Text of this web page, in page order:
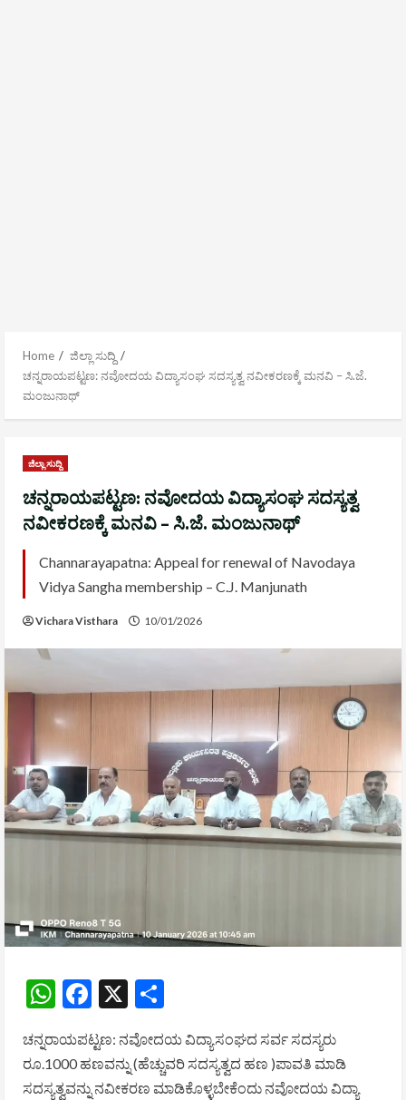
Home
ಜಿಲ್ಲಾ ಸುದ್ದಿ
ಚನ್ನರಾಯಪಟ್ಟಣ: ನವೋದಯ ವಿದ್ಯಾಸಂಘ ಸದಸ್ಯತ್ವ ನವೀಕರಣಕ್ಕೆ ಮನವಿ – ಸಿ.ಜೆ.
ಮಂಜುನಾಥ್
ಜಿಲ್ಲಾ ಸುದ್ದಿ
ಚನ್ನರಾಯಪಟ್ಟಣ: ನವೋದಯ ವಿದ್ಯಾಸಂಘ ಸದಸ್ಯತ್ವ
ನವೀಕರಣಕ್ಕೆ ಮನವಿ – ಸಿ.ಜೆ. ಮಂಜುನಾಥ್
Channarayapatna: Appeal for renewal of Navodaya
Vidya Sangha membership – C.J. Manjunath
Vichara Visthara 10/01/2026
WhatsApp
Facebook
X
ಚನ್ನರಾಯಪಟ್ಟಣ: ನವೋದಯ ವಿದ್ಯಾಸಂಘದ ಸರ್ವ ಸದಸ್ಯರು
ರೂ.1000 ಹಣವನ್ನು (ಹೆಚ್ಚುವರಿ ಸದಸ್ಯತ್ವದ ಹಣ )ಪಾವತಿ ಮಾಡಿ
ಸದಸ್ಯತ್ವವನ್ನು ನವೀಕರಣ ಮಾಡಿಕೊಳ್ಳಬೇಕೆಂದು ನವೋದಯ ವಿದ್ಯಾ